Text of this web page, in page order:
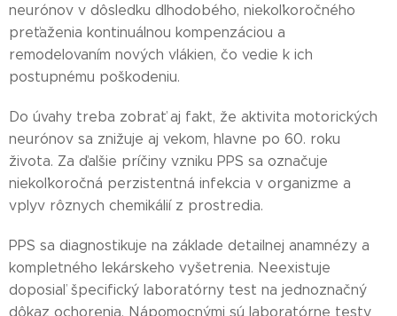
neurónov v dôsledku dlhodobého, niekoľkoročného
preťaženia kontinuálnou kompenzáciou a
remodelovaním nových vlákien, čo vedie k ich
postupnému poškodeniu.
Do úvahy treba zobrať aj fakt, že aktivita motorických
neurónov sa znižuje aj vekom, hlavne po 60. roku
života. Za ďalšie príčiny vzniku PPS sa označuje
niekoľkoročná perzistentná infekcia v organizme a
vplyv rôznych chemikálií z prostredia.
PPS sa diagnostikuje na základe detailnej anamnézy a
kompletného lekárskeho vyšetrenia. Neexistuje
doposiaľ špecifický laboratórny test na jednoznačný
dôkaz ochorenia. Nápomocnými sú laboratórne testy